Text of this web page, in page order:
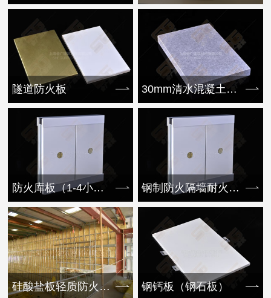
隧道防火板 30mm清水混凝土挂板
防火库板（1-4小时） 钢制防火隔墙耐火1-4小时
硅酸盐板轻质防火隔墙 钢钙板（钢石板）